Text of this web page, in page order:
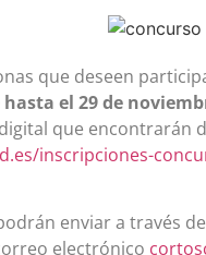
que deseen
el 29 de
que encontrarán
inscripciones-
enviar a través
electrónico